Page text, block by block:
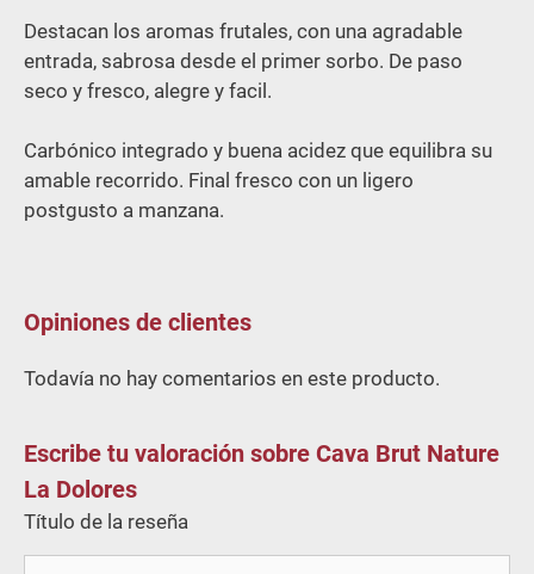
Destacan los aromas frutales, con una agradable
entrada, sabrosa desde el primer sorbo. De paso
seco y fresco, alegre y facil.
Carbónico integrado y buena acidez que equilibra su
amable recorrido. Final fresco con un ligero
postgusto a manzana.
Opiniones de clientes
Todavía no hay comentarios en este producto.
Escribe tu valoración sobre Cava Brut Nature
La Dolores
Título de la reseña